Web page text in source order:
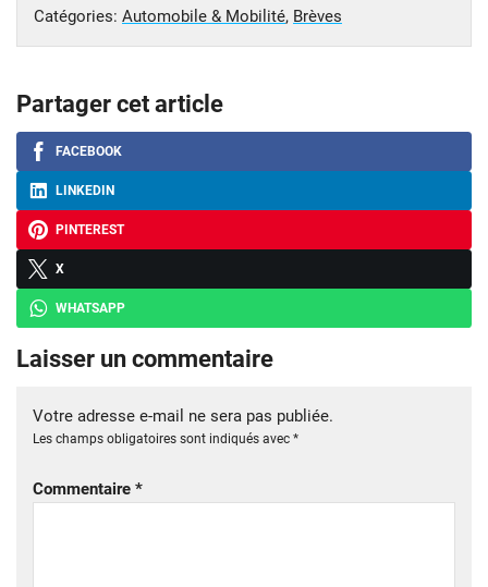
Catégories: Automobile & Mobilité, Brèves
Partager cet article
FACEBOOK
LINKEDIN
PINTEREST
X
WHATSAPP
Laisser un commentaire
Votre adresse e-mail ne sera pas publiée.
Les champs obligatoires sont indiqués avec *
Commentaire *